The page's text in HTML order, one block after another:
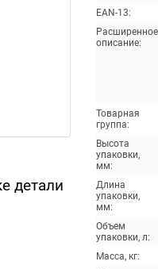
детали
EAN-13:
Расширенное
описание:
Товарная
группа:
Высота
упаковки,
мм:
Длина
упаковки,
мм:
Объем
упаковки, л:
Масса, кг: